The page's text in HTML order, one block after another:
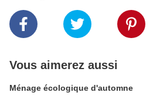
Vous aimerez aussi
Ménage écologique d'automne